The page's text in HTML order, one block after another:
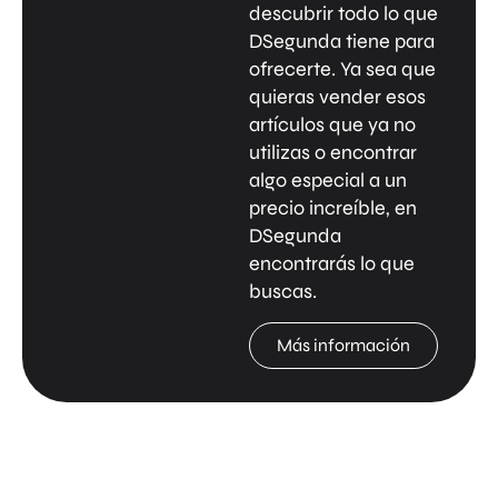
descubrir todo lo que
DSegunda tiene para
ofrecerte. Ya sea que
quieras vender esos
artículos que ya no
utilizas o encontrar
algo especial a un
precio increíble, en
DSegunda
encontrarás lo que
buscas.
Más información